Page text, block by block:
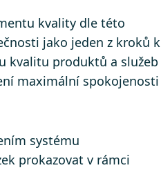
kvality dle této
jako jeden z kroků k
kvalitu produktů a služeb
maximální spokojenosti
systému
prokazovat v rámci